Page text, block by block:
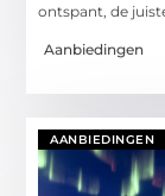
ontspant, de
Aanbiedingen
AANBIEDINGEN